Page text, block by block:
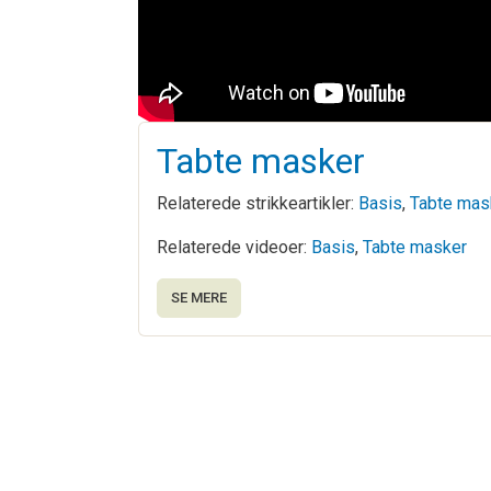
Tabte masker
Relaterede strikkeartikler: Basis, Tabte
Relaterede videoer: Basis, Tabte masker
SE MERE